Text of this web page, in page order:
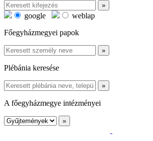
google
weblap
Főegyházmegyei papok
Plébánia keresése
A főegyházmegye intézményei